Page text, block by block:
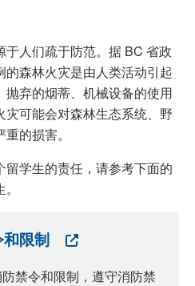
人们疏于防范。据 BC 省政
的森林火灾是由人类活动引起
弃的烟蒂、机械设备的使用
可能会对森林生态系统、野
的损害。
学生的责任，请参考下面的
限制
禁令和限制，遵守消防禁